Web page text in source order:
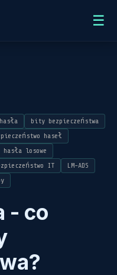
☰
bity bezpieczeństwa
haseł
hasła losowe
IT
LM-ADS
- co